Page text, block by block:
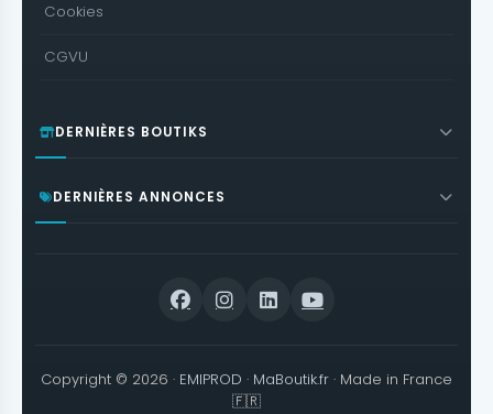
Cookies
CGVU
DERNIÈRES BOUTIKS
DERNIÈRES ANNONCES
Copyright © 2026 · EMIPROD · MaBoutik.fr · Made in France
🇫🇷